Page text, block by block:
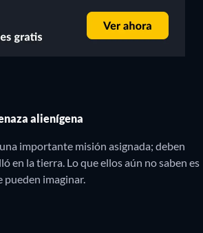
alienígena
importante misión asignada; deben
en la tierra. Lo que ellos aún no saben es
pueden imaginar.